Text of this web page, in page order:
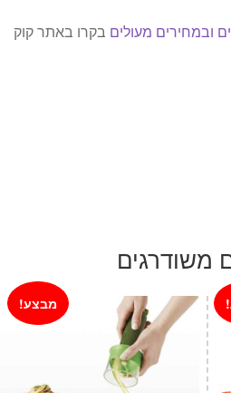
ובמחירים מעולים בקרו באתר קוק
משודרגים
מבצע!